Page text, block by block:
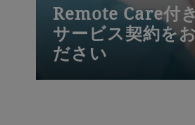
Remote Care付
サービス契約を
ださい